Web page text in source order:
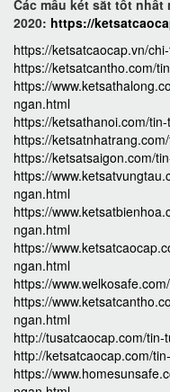
Các mẫu két sắt tốt nhất
2020: https://
https://ketsatcaocap.vn/
https://ketsatcantho.com/
https://
ngan.html
https://ketsathanoi.com/
https://
https://ketsatsaigon.com/
https://
ngan.html
https://
ngan.html
https://
ngan.html
https://
https://
ngan.html
http://tusatcaocap.com/
http://ketsatcaocap.com/
https://